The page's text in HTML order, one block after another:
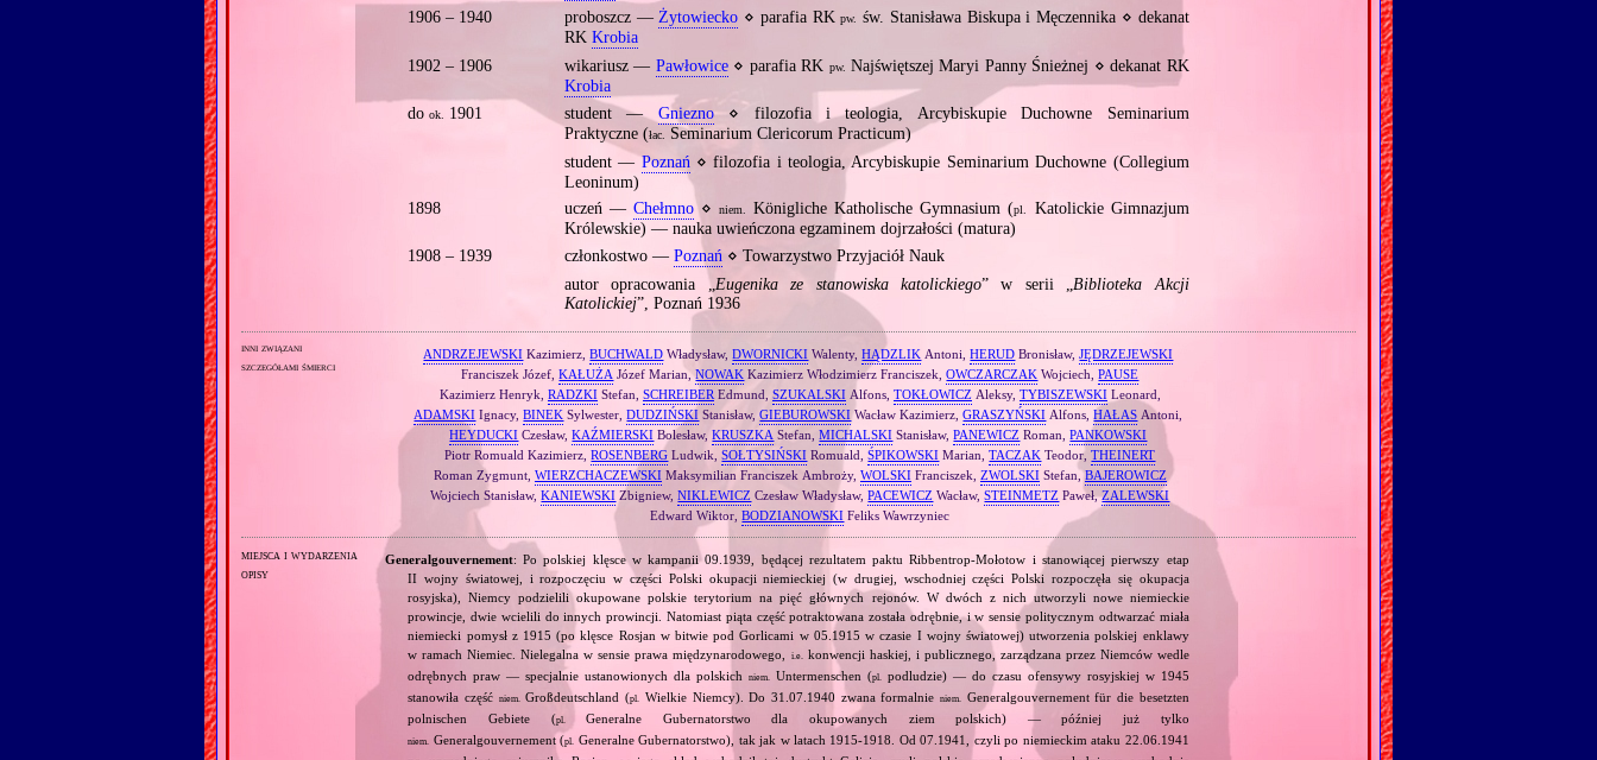
1906 – 1940
proboszcz —Żytowiecko ⋄ parafia RKpw. św. Stanisława Biskupa i Męczennika ⋄ dekanat
RK Krobia
1902 – 1906
wikariusz — Pawłowice⋄ parafia RK pw. Najświętszej Maryi Panny Śnieżnej ⋄ dekanat RK
Krobia
dook. 1901 student — Gniezno⋄ filozofia i teologia, Arcybiskupie Duchowne Seminarium
Praktyczne (łac. Seminarium Clericorum Practicum)
student — Poznań ⋄ filozofia i teologia, Arcybiskupie Seminarium Duchowne (Collegium
Leoninum)
1898
uczeń — Chełmno⋄niem. Königliche Katholische Gymnasium (pl.
Katolickie Gimnazjum
Królewskie) — nauka uwieńczona egzaminem dojrzałości (matura)
1908 – 1939
członkostwo — Poznań ⋄ Towarzystwo Przyjaciół Nauk
autor opracowania „ Eugenika ze stanowiska katolickiego” w serii „ Biblioteka Akcji
Katolickiej”, Poznań 1936
inni związani
szczegółami śmierci
ANDRZEJEWSKI Kazimierz,BUCHWALD Władysław,DWORNICKI Walenty,HĄDZLIK Antoni,HERUD Bronisław,JĘDRZEJEWSKI
Franciszek Józef,KAŁUŻA Józef Marian,NOWAK Kazimierz Włodzimierz Franciszek,OWCZARCZAK Wojciech,PAUSE
Kazimierz Henryk, RADZKIStefan, SCHREIBER Edmund, SZUKALSKI Alfons, TOKŁOWICZ Aleksy, TYBISZEWSKILeonard,
ADAMSKI Ignacy,BINEK Sylwester,DUDZIŃSKI Stanisław,GIEBUROWSKIWacław Kazimierz,GRASZYŃSKI Alfons,HAŁAS Antoni,
HEYDUCKI Czesław,KAŹMIERSKI Bolesław,KRUSZKA Stefan,MICHALSKI Stanisław,PANEWICZ Roman,PANKOWSKI
Piotr Romuald Kazimierz,ROSENBERG Ludwik,SOŁTYSIŃSKI Romuald,ŚPIKOWSKI Marian,TACZAK Teodor,THEINERT
Roman Zygmunt, WIERZCHACZEWSKI Maksymilian Franciszek Ambroży, WOLSKIFranciszek, ZWOLSKIStefan,BAJEROWICZ
Wojciech Stanisław,KANIEWSKI Zbigniew,NIKLEWICZ Czesław Władysław,PACEWICZ Wacław,STEINMETZ Paweł,ZALEWSKI
Edward Wiktor,BODZIANOWSKI Feliks Wawrzyniec
miejsca i wydarzenia
opisy
Generalgouvernement: Po polskiej klęsce w kampanii 09.1939, będącej rezultatem paktu Ribbentrop‐Mołotow i stanowiącej pierwszy etap
II wojny światowej, i rozpoczęciu w części Polski okupacji niemieckiej (w drugiej, wschodniej części Polski rozpoczęła się okupacja
rosyjska), Niemcy podzielili okupowane polskie terytorium na pięć głównych rejonów. W dwóch z nich utworzyli nowe niemieckie
prowincje, dwie wcielili do innych prowincji. Natomiast piąta część potraktowana została odrębnie, i w sensie politycznym odtwarzać miała
niemiecki pomysł z 1915 (po klęsce Rosjan w bitwie pod Gorlicami w 05.1915 w czasie I wojny światowej) utworzenia polskiej enklawy
w ramach Niemiec. Nielegalna w sensie prawa międzynarodowego,
i.e.
konwencji haskiej, i publicznego, zarządzana przez Niemców wedle
odrębnych praw — specjalnie ustanowionych dla polskichniem. Untermenschen (pl.
podludzie) — do czasu ofensywy rosyjskiej w 1945
stanowiła część niem. Großdeutschland (pl. Wielkie Niemcy). Do 31.07.1940 zwana formalnie niem.
Generalgouvernement für die besetzten
polnischen Gebiete (pl. Generalne Gubernatorstwo dla okupowanych ziem polskich) — później już tylko
niem. Generalgouvernement (pl.
Generalne Gubernatorstwo), tak jak w latach 1915‐1918. Od 07.1941, czyli po niemieckim ataku 22.06.1941